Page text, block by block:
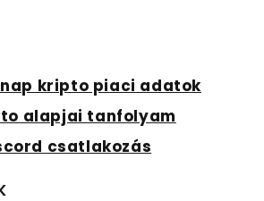
kripto piaci adatok
alapjai tanfolyam
csatlakozás